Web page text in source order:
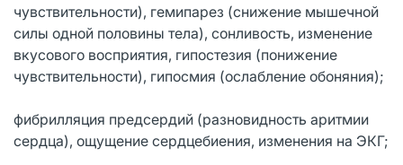
чувствительности), гемипарез (снижение мышечной
силы одной половины тела), сонливость, изменение
вкусового восприятия, гипостезия (понижение
чувствительности), гипосмия (ослабление обоняния);
фибрилляция предсердий (разновидность аритмии
сердца), ощущение сердцебиения, изменения на ЭКГ;